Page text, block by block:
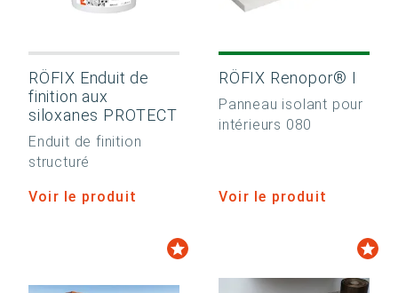
RÖFIX Enduit de
finition aux
siloxanes PROTECT
Enduit de finition
structuré
Voir le produit
RÖFIX Renopor® I
Panneau isolant pour
intérieurs 080
Voir le produit